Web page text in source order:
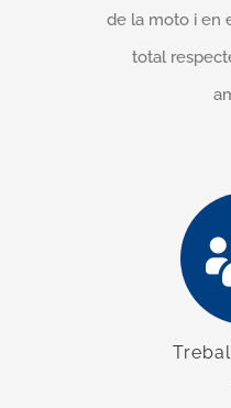
de la moto i en
total